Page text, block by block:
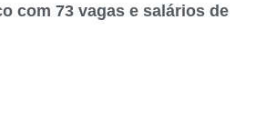
com 73 vagas e salários de